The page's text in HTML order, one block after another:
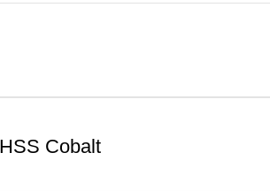
Cobalt